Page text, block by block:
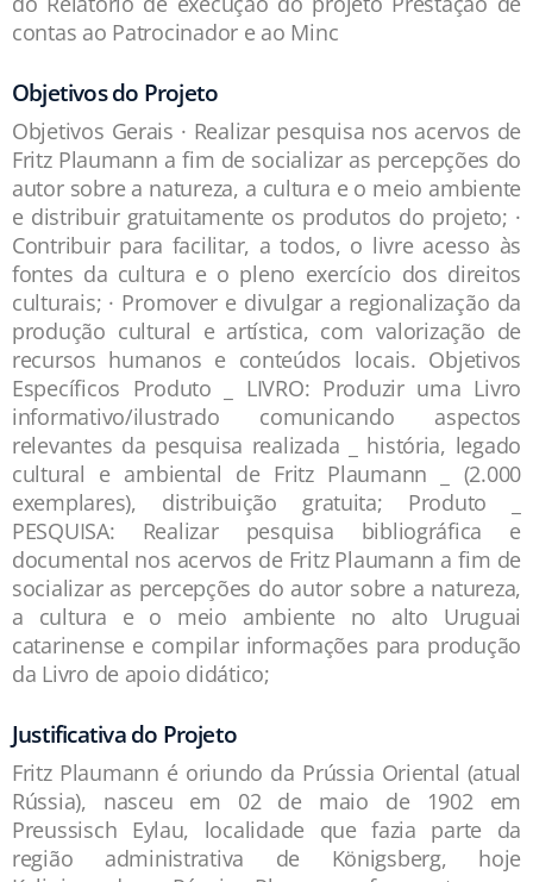
contas ao Patrocinador e ao Minc
Objetivos do Projeto
Objetivos Gerais · Realizar pesquisa nos acervos de
Fritz Plaumann a fim de socializar as percepções do
autor sobre a natureza, a cultura e o meio ambiente
e distribuir gratuitamente os produtos do projeto; ·
Contribuir para facilitar, a todos, o livre acesso às
fontes da cultura e o pleno exercício dos direitos
culturais; · Promover e divulgar a regionalização da
produção cultural e artística, com valorização de
recursos humanos e conteúdos locais. Objetivos
Específicos Produto _ LIVRO: Produzir uma Livro
informativo/ilustrado comunicando aspectos
relevantes da pesquisa realizada _ história, legado
cultural e ambiental de Fritz Plaumann _ (2.000
exemplares), distribuição gratuita; Produto _
PESQUISA: Realizar pesquisa bibliográfica e
documental nos acervos de Fritz Plaumann a fim de
socializar as percepções do autor sobre a natureza,
a cultura e o meio ambiente no alto Uruguai
catarinense e compilar informações para produção
da Livro de apoio didático;
Justificativa do Projeto
Fritz Plaumann é oriundo da Prússia Oriental (atual
Rússia), nasceu em 02 de maio de 1902 em
Preussisch Eylau, localidade que fazia parte da
região administrativa de Königsberg, hoje